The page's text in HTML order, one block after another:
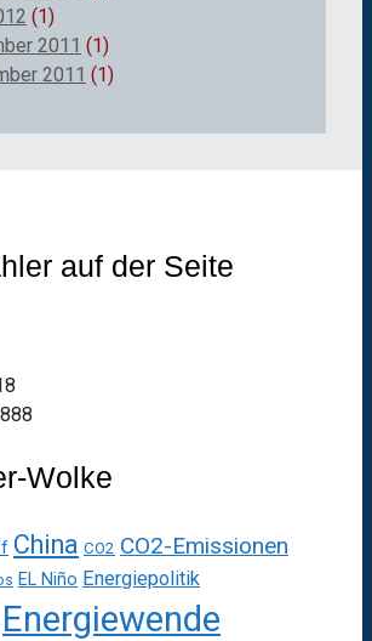
(1)
2011 (1)
2011 (1)
auf der Seite
Wolke
China CO2 CO2-Emissionen
EL Niño Energiepolitik
Energiewende